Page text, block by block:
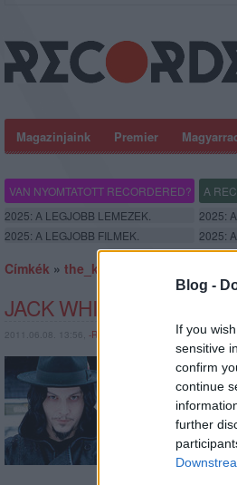
Blog -
If you
sensitive
confirm
continue
further
Magazinjaink Premier
VAN NYOMTATOTT RECORDERED? A
2025: A LEGJOBB LEMEZEK.
2025:
2025: A LEGJOBB FILMEK.
2025:
Címkék » the_kinks
JACK WHITE NEM
2011.06.08. 13:56, -RECORDER-
Egymondatos hír:
In Disgrace című
köztük a
– a néhai White…